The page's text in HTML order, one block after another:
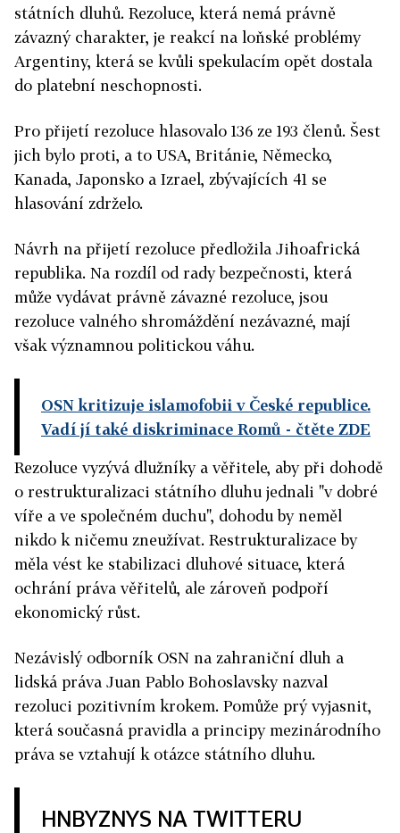
státních dluhů. Rezoluce, která nemá právně
závazný charakter, je reakcí na loňské problémy
Argentiny, která se kvůli spekulacím opět dostala
do platební neschopnosti.
Pro přijetí rezoluce hlasovalo 136 ze 193 členů. Šest
jich bylo proti, a to USA, Británie, Německo,
Kanada, Japonsko a Izrael, zbývajících 41 se
hlasování zdrželo.
Návrh na přijetí rezoluce předložila Jihoafrická
republika. Na rozdíl od rady bezpečnosti, která
může vydávat právně závazné rezoluce, jsou
rezoluce valného shromáždění nezávazné, mají
však významnou politickou váhu.
OSN kritizuje islamofobii v České republice.
Vadí jí také diskriminace Romů - čtěte ZDE
Rezoluce vyzývá dlužníky a věřitele, aby při dohodě
o restrukturalizaci státního dluhu jednali "v dobré
víře a ve společném duchu", dohodu by neměl
nikdo k ničemu zneužívat. Restrukturalizace by
měla vést ke stabilizaci dluhové situace, která
ochrání práva věřitelů, ale zároveň podpoří
ekonomický růst.
Nezávislý odborník OSN na zahraniční dluh a
lidská práva Juan Pablo Bohoslavsky nazval
rezoluci pozitivním krokem. Pomůže prý vyjasnit,
která současná pravidla a principy mezinárodního
práva se vztahují k otázce státního dluhu.
HNBYZNYS NA TWITTERU